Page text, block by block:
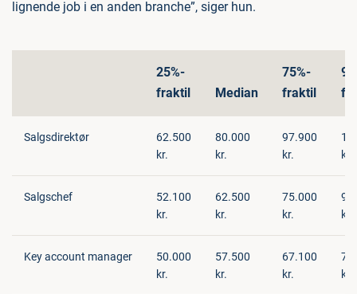
lignende job i en anden branche”, siger hun.
25%-
fraktil
Median
75%-
fraktil
Salgsdirektør
62.500
kr.
80.000
kr.
97.900
kr.
kr.
Salgschef
52.100
kr.
62.500
kr.
75.000
kr.
kr.
Key account manager
50.000
kr.
57.500
kr.
67.100
kr.
kr.